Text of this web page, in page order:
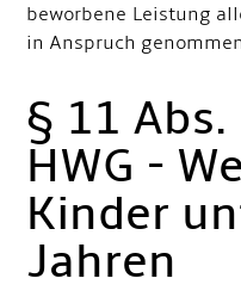
beworbene Leistung
in Anspruch
§ 11 Abs.
HWG -
Kinder
Jahren